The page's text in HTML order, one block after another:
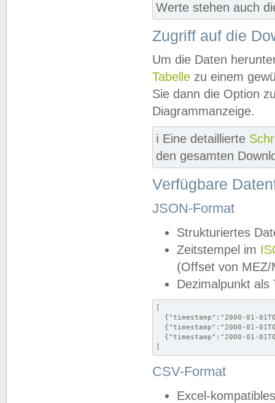
Werte stehen auch
Zugriff auf die
Um die Daten
Tabelle zu einem
Sie dann die Option
Diagrammanzeige.
ℹ️ Eine detaillierte
den gesamten
Verfügbare
JSON-Format
Strukturiertes
Zeitstempel im
(Offset von MEZ/
Dezimalpunkt als
[
{"timestamp":"2000-01-
{"timestamp":"2000-01-
{"timestamp":"2000-01-
]
CSV-Format
Excel-